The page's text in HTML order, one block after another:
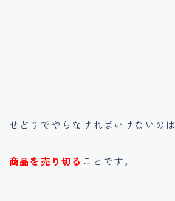
せどりでやらなければいけないのは
商品を売り切る ことです。